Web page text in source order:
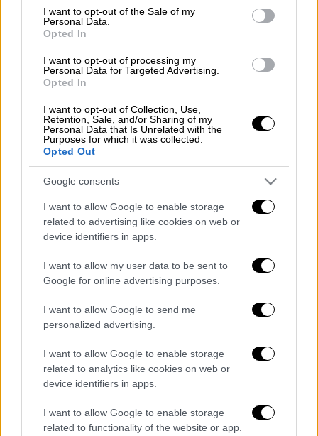
consent section.
I want to opt-out of the Sale of my
Personal Data.
Opted In
I want to opt-out of processing my
Personal Data for Targeted Advertising.
Opted In
I want to opt-out of Collection, Use,
Retention, Sale, and/or Sharing of my
Personal Data that Is Unrelated with the
Purposes for which it was collected.
Opted Out
Google consents
I want to allow Google to enable storage
related to advertising like cookies on web or
device identifiers in apps.
I want to allow my user data to be sent to
Google for online advertising purposes.
I want to allow Google to send me
personalized advertising.
I want to allow Google to enable storage
related to analytics like cookies on web or
device identifiers in apps.
I want to allow Google to enable storage
related to functionality of the website or app.
Ελλάδα|28.12.2024 17:23
Εντοπίστηκαν δεκάδες πρόσφυγες
και μετανάστες στην Ψέριμο
Στη λέμβο επέβαιναν συνολικά
εκ των οποίων εννιά άνδρες, ισάριθμες
γυναίκες και δώδεκα ανήλικοι. Το Λιμενικό
προχώρησε στην ασφαλή περισυλλογή των
μεταναστών και τους μετέφερε στο λιμάνι
Μαλαγαρίου.
Στη συνέχεια, η αστυνομία ανέλαβε τη
μεταφορά τους στηνΚλειστή Ελεγχόμενη
, ενώ αξίζει να σημειωθεί ότι
η λέμβος βυθίστηκε. Τέλος, για το
περιστατικό διενεργείται προανάκριση από
Λιμεναρχείο Σάμου.
Διαβάστε ακόμη
Ξεφυλλίζοντας... τέσσερις ιστορίες για τη
γνώση, τη φύση και την τεχνολογία